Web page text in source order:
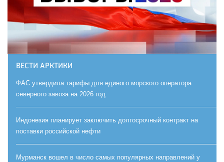
ВЕСТИ АРКТИКИ
ФАС утвердила тарифы для единого морского оператора
северного завоза на 2026 год
Индонезия планирует заключить долгосрочный контракт на
поставки российской нефти
Мурманск вошел в число самых популярных направлений у